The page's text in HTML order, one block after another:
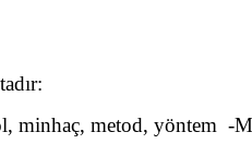
minhaç, metod, yöntem -